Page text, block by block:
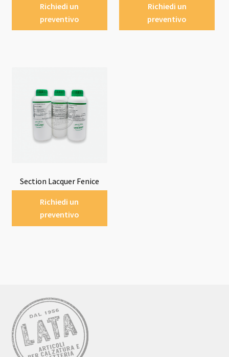
Richiedi un
preventivo
Richiedi un
preventivo
Section Lacquer Fenice
Richiedi un
preventivo